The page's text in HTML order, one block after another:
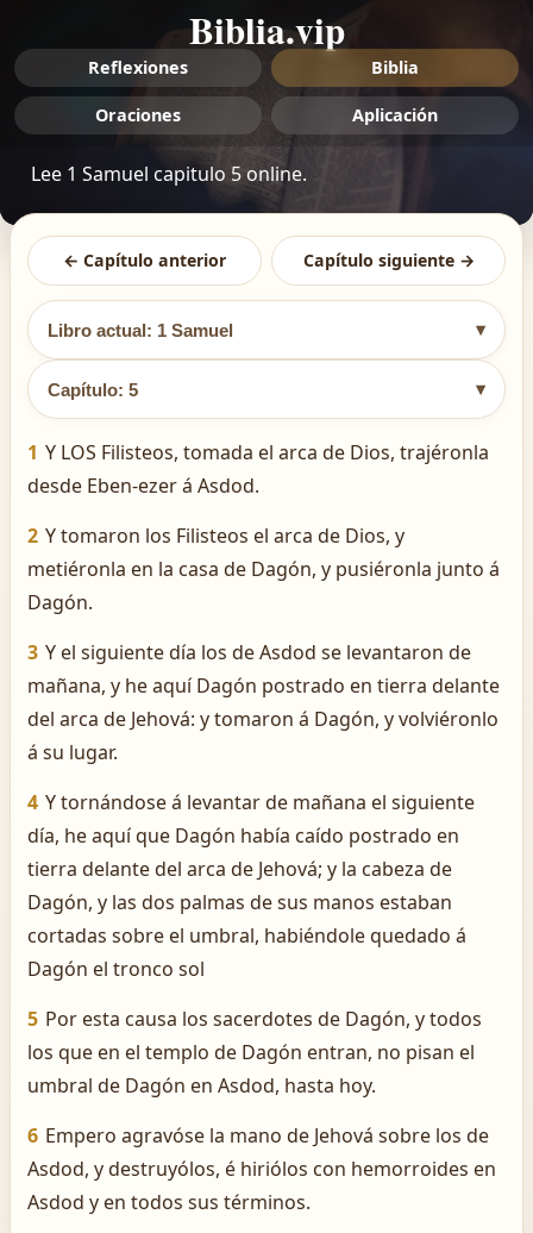
Biblia.vip
Reflexiones Biblia
Oraciones Aplicación
Lee 1 Samuel capitulo 5 online.
← Capítulo anterior Capítulo siguiente →
Libro actual: 1 Samuel ▾
Capítulo: 5 ▾
1 Y LOS Filisteos, tomada el arca de Dios, trajéronla
desde Eben-ezer á Asdod.
2 Y tomaron los Filisteos el arca de Dios, y
metiéronla en la casa de Dagón, y pusiéronla junto á
Dagón.
3 Y el siguiente día los de Asdod se levantaron de
mañana, y he aquí Dagón postrado en tierra delante
del arca de Jehová: y tomaron á Dagón, y volviéronlo
á su lugar.
4 Y tornándose á levantar de mañana el siguiente
día, he aquí que Dagón había caído postrado en
tierra delante del arca de Jehová; y la cabeza de
Dagón, y las dos palmas de sus manos estaban
cortadas sobre el umbral, habiéndole quedado á
Dagón el tronco sol
5 Por esta causa los sacerdotes de Dagón, y todos
los que en el templo de Dagón entran, no pisan el
umbral de Dagón en Asdod, hasta hoy.
6 Empero agravóse la mano de Jehová sobre los de
Asdod, y destruyólos, é hiriólos con hemorroides en
Asdod y en todos sus términos.